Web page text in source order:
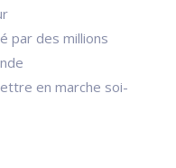
par des millions
en marche soi-